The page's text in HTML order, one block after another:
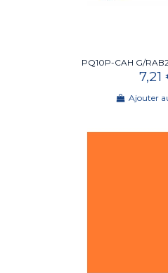
PQ10P-CAH G/
7,21
Ajouter